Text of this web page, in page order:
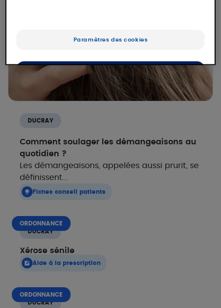
DUCRAY
Comment soulager les démangeaisons au
quotidien ?
Les démangeaisons, appelées aussi prurit, se
définissent...
Fiches conseil patients
ORDONNANCE
DUCRAY
Xérose sénile
Aide à la prescription
ORDONNANCE
DUCRAY
Paramètres des cookies
Uniquement les essentiels
OK